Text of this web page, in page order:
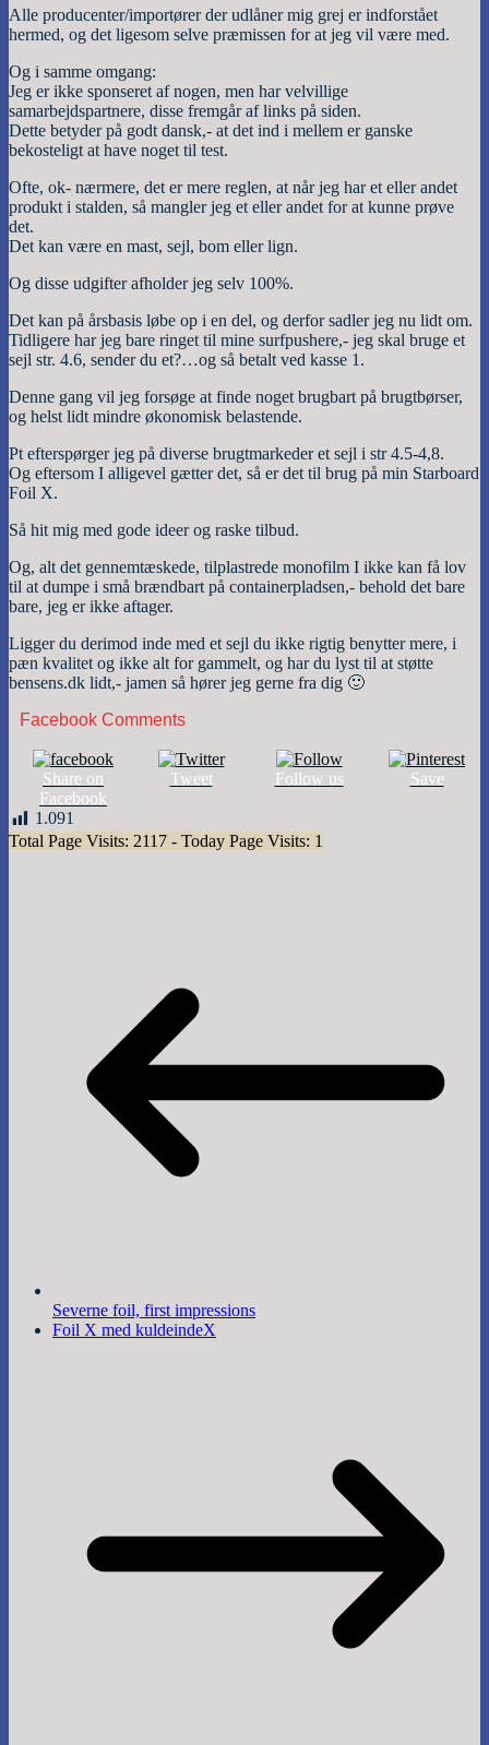
Alle producenter/importører der udlåner mig grej er indforstået
hermed, og det ligesom selve præmissen for at jeg vil være med.
Og i samme omgang:
Jeg er ikke sponseret af nogen, men har velvillige
samarbejdspartnere, disse fremgår af links på siden.
Dette betyder på godt dansk,- at det ind i mellem er ganske
bekosteligt at have noget til test.
Ofte, ok- nærmere, det er mere reglen, at når jeg har et eller andet
produkt i stalden, så mangler jeg et eller andet for at kunne prøve
det.
Det kan være en mast, sejl, bom eller lign.
Og disse udgifter afholder jeg selv 100%.
Det kan på årsbasis løbe op i en del, og derfor sadler jeg nu lidt om.
Tidligere har jeg bare ringet til mine surfpushere,- jeg skal bruge et
sejl str. 4.6, sender du et?…og så betalt ved kasse 1.
Denne gang vil jeg forsøge at finde noget brugbart på brugtbørser,
og helst lidt mindre økonomisk belastende.
Pt efterspørger jeg på diverse brugtmarkeder et sejl i str 4.5-4,8.
Og eftersom I alligevel gætter det, så er det til brug på min Starboard
Foil X.
Så hit mig med gode ideer og raske tilbud.
Og, alt det gennemtæskede, tilplastrede monofilm I ikke kan få lov
til at dumpe i små brændbart på containerpladsen,- behold det bare
bare, jeg er ikke aftager.
Ligger du derimod inde med et sejl du ikke rigtig benytter mere, i
pæn kvalitet og ikke alt for gammelt, og har du lyst til at støtte
bensens.dk lidt,- jamen så hører jeg gerne fra dig 🙂
Facebook Comments
Share on
Facebook
Tweet Follow us Save
1.091
Total Page Visits: 2117 - Today Page Visits: 1
Severne foil, first impressions
Foil X med kuldeindeX